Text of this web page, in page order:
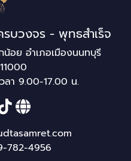
บวงจร - พุทธสำเร็จ
อย อำเภอเมืองนนทบุรี
ลา 9.00-17.00 น.
782-4956